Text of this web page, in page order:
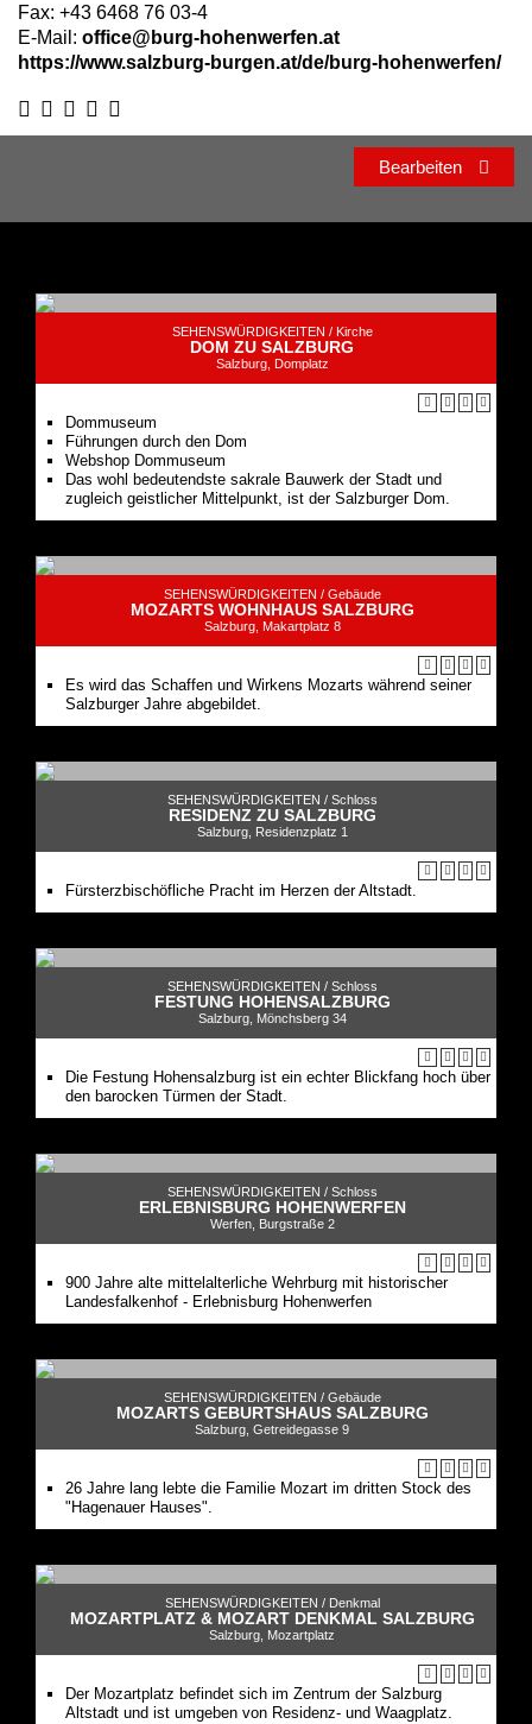
Fax: +43 6468 76 03-4
E-Mail: office@burg-hohenwerfen.at
https://www.salzburg-burgen.at/de/burg-hohenwerfen/
Bearbeiten
SEHENSWÜRDIGKEITEN / Kirche
DOM ZU SALZBURG
Salzburg, Domplatz
Dommuseum
Führungen durch den Dom
Webshop Dommuseum
Das wohl bedeutendste sakrale Bauwerk der Stadt und
zugleich geistlicher Mittelpunkt, ist der Salzburger Dom.
SEHENSWÜRDIGKEITEN / Gebäude
MOZARTS WOHNHAUS SALZBURG
Salzburg, Makartplatz 8
Es wird das Schaffen und Wirkens Mozarts während seiner
Salzburger Jahre abgebildet.
SEHENSWÜRDIGKEITEN / Schloss
RESIDENZ ZU SALZBURG
Salzburg, Residenzplatz 1
Fürsterzbischöfliche Pracht im Herzen der Altstadt.
SEHENSWÜRDIGKEITEN / Schloss
FESTUNG HOHENSALZBURG
Salzburg, Mönchsberg 34
Die Festung Hohensalzburg ist ein echter Blickfang hoch über
den barocken Türmen der Stadt.
SEHENSWÜRDIGKEITEN / Schloss
ERLEBNISBURG HOHENWERFEN
Werfen, Burgstraße 2
900 Jahre alte mittelalterliche Wehrburg mit historischer
Landesfalkenhof - Erlebnisburg Hohenwerfen
SEHENSWÜRDIGKEITEN / Gebäude
MOZARTS GEBURTSHAUS SALZBURG
Salzburg, Getreidegasse 9
26 Jahre lang lebte die Familie Mozart im dritten Stock des
"Hagenauer Hauses".
SEHENSWÜRDIGKEITEN / Denkmal
MOZARTPLATZ & MOZART DENKMAL SALZBURG
Salzburg, Mozartplatz
Der Mozartplatz befindet sich im Zentrum der Salzburg
Altstadt und ist umgeben von Residenz- und Waagplatz.